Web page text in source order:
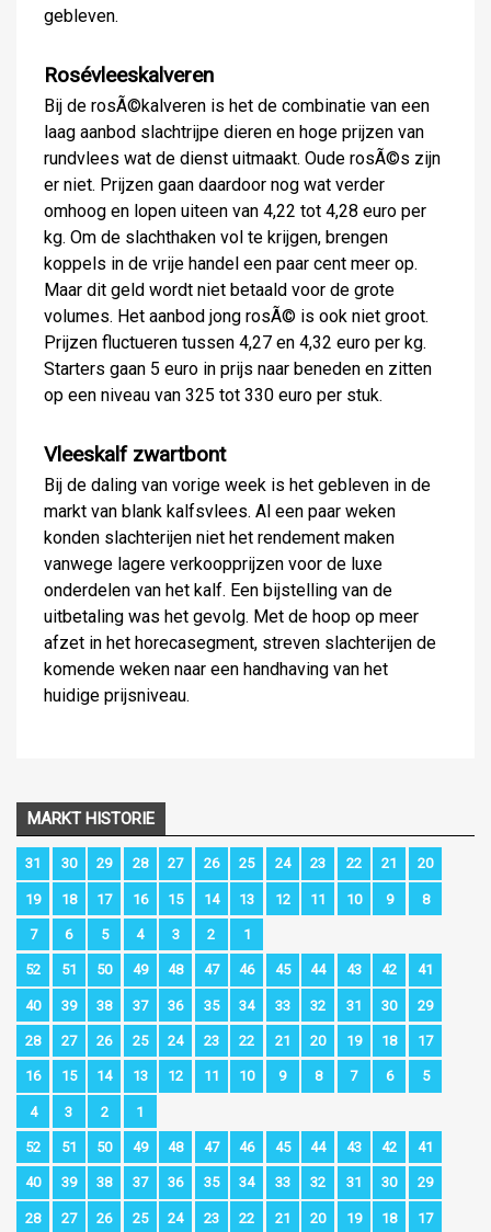
gebleven.
Rosévleeskalveren
Bij de rosÃ©kalveren is het de combinatie van een
laag aanbod slachtrijpe dieren en hoge prijzen van
rundvlees wat de dienst uitmaakt. Oude rosÃ©s zijn
er niet. Prijzen gaan daardoor nog wat verder
omhoog en lopen uiteen van 4,22 tot 4,28 euro per
kg. Om de slachthaken vol te krijgen, brengen
koppels in de vrije handel een paar cent meer op.
Maar dit geld wordt niet betaald voor de grote
volumes. Het aanbod jong rosÃ© is ook niet groot.
Prijzen fluctueren tussen 4,27 en 4,32 euro per kg.
Starters gaan 5 euro in prijs naar beneden en zitten
op een niveau van 325 tot 330 euro per stuk.
Vleeskalf zwartbont
Bij de daling van vorige week is het gebleven in de
markt van blank kalfsvlees. Al een paar weken
konden slachterijen niet het rendement maken
vanwege lagere verkoopprijzen voor de luxe
onderdelen van het kalf. Een bijstelling van de
uitbetaling was het gevolg. Met de hoop op meer
afzet in het horecasegment, streven slachterijen de
komende weken naar een handhaving van het
huidige prijsniveau.
MARKT HISTORIE
31 30 29 28 27 26 25 24 23 22 21 20
19 18 17 16 15 14 13 12 11 10 9 8
7 6 5 4 3 2 1
52 51 50 49 48 47 46 45 44 43 42 41
40 39 38 37 36 35 34 33 32 31 30 29
28 27 26 25 24 23 22 21 20 19 18 17
16 15 14 13 12 11 10 9 8 7 6 5
4 3 2 1
52 51 50 49 48 47 46 45 44 43 42 41
40 39 38 37 36 35 34 33 32 31 30 29
28 27 26 25 24 23 22 21 20 19 18 17